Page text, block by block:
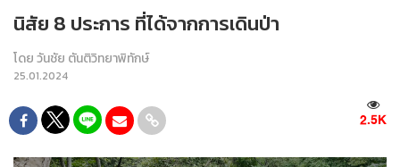
นิสัย 8 ประการ ที่ได้จากการเดินป่า
โดยวันชัย ตันติวิทยาพิทักษ์
25.01.2024
2.5K